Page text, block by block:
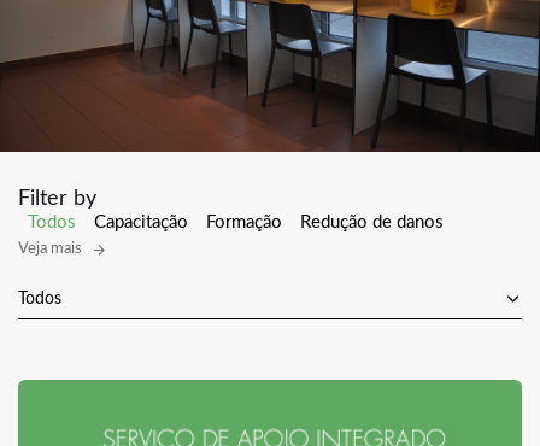
Filter by
Todos Capacitação Formação Redução de danos
Todos
Veja mais